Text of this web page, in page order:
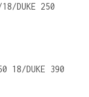
DUKE 250
18/DUKE 390